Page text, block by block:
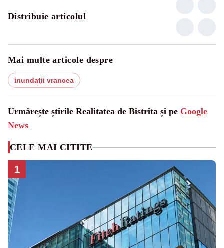
Distribuie articolul
Mai multe articole despre
inundaţii vrancea
Urmărește știrile Realitatea de Bistrita și pe Google
News
CELE MAI CITITE
1